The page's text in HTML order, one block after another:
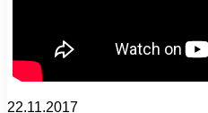
22.11.2017